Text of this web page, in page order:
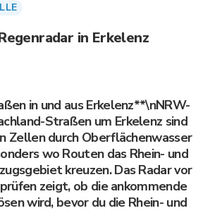
in Erkelenz
in und aus Erkelenz**\nNRW-
Straßen um Erkelenz sind
Zellen durch Oberflächenwasser
wo Routen das Rhein- und
kreuzen. Das Radar vor
zeigt, ob die ankommende
wird, bevor du die Rhein- und